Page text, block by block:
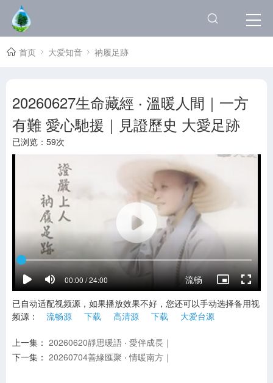
首页 大爱知音 衲履足跡
20260627生命藏經 ‧ 溫暖人間｜一方
有難 愛心馳援｜見證歷史 大愛足跡
已浏览： 59次
00:00 / 24:00
流畅
已自动适配视频源，如果播放效果不好，您还可以手动选择备用视
频源：
流畅源 下载 高清源 下载 大爱台源
上一集： 20260620靜思暖語 ‧ 愛伴成長｜
下一集： 20260704善緣匯聚 ‧ 情暖南方｜